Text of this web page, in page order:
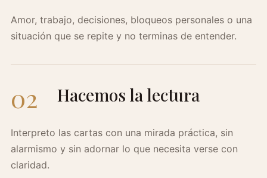
Amor, trabajo, decisiones, bloqueos personales o una
situación que se repite y no terminas de entender.
02 Hacemos la lectura
Interpreto las cartas con una mirada práctica, sin
alarmismo y sin adornar lo que necesita verse con
claridad.